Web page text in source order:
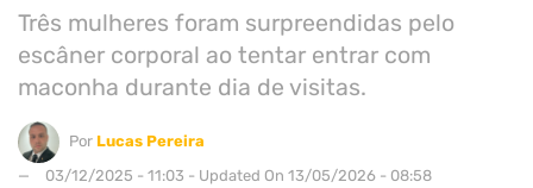
Três mulheres foram surpreendidas pelo
escâner corporal ao tentar entrar com
maconha durante dia de visitas.
Por Lucas Pereira
03/12/2025 - 11:03 - Updated On 13/05/2026 - 08:58